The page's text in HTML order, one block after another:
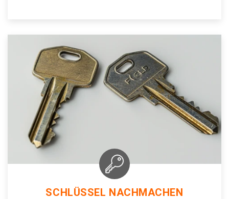
SCHLÜSSEL NACHMACHEN